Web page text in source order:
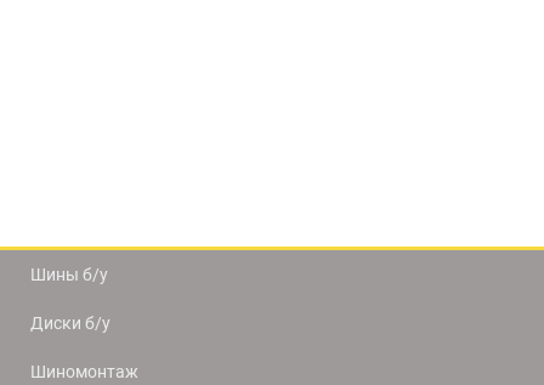
Шины б/у
Диски б/у
Шиномонтаж